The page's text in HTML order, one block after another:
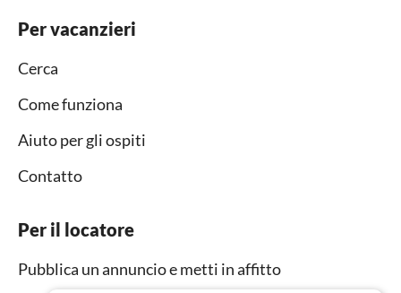
Per vacanzieri
Cerca
Come funziona
Aiuto per gli ospiti
Contatto
Per il locatore
Pubblica un annuncio e metti in affitto